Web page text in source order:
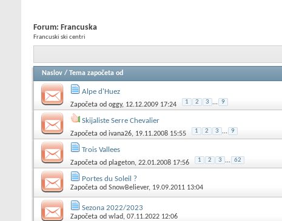
Forum: Francuska
Francuski ski centri
Naslov / Tema započeta od
Alpe d'Huez
Započeta od oggy, 12.12.2009 17:24 1 2 3 ... 9
Skijaliste Serre Chevalier
Započeta od ivana26, 19.11.2008 15:55 1 2 3 ... 9
Trois Vallees
Započeta od plageton, 22.01.2008 17:56 1 2 3 ... 62
Portes du Soleil ?
Započeta od SnowBeliever, 19.09.2011 13:04
Sezona 2022/2023
Započeta od wlad, 07.11.2022 12:06